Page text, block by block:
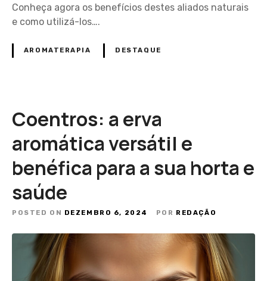
Conheça agora os benefícios destes aliados naturais
e como utilizá-los….
AROMATERAPIA DESTAQUE
Coentros: a erva
aromática versátil e
benéfica para a sua horta e
saúde
POSTED ON DEZEMBRO 6, 2024 POR REDAÇÃO